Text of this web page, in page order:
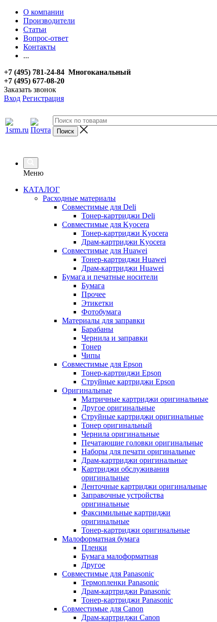
О компании
Производители
Статьи
Вопрос-ответ
Контакты
...
+7 (495) 781-24-84 Многоканальный
+7 (495) 677-08-20
Заказать звонок
Вход Регистрация
Меню
КАТАЛОГ
Расходные материалы
Совместимые для Deli
Тонер-картриджи Deli
Совместимые для Kyocera
Тонер-картриджи Kyocera
Драм-картриджи Kyocera
Совместимые для Huawei
Тонер-картриджи Huawei
Драм-картриджи Huawei
Бумага и печатные носители
Бумага
Прочее
Этикетки
Фотобумага
Материалы для заправки
Барабаны
Чернила и заправки
Тонер
Чипы
Совместимые для Epson
Тонер-картриджи Epson
Струйные картриджи Epson
Оригинальные
Матричные картриджи оригинальные
Другое оригинальные
Струйные картриджи оригинальные
Тонер оригинальный
Чернила оригинальные
Печатающие головки оригинальные
Наборы для печати оригинальные
Драм-картриджи оригинальные
Картриджи обслуживания
оригинальные
Ленточные картриджи оригинальные
Заправочные устройства
оригинальные
Факсимильные картриджи
оригинальные
Тонер-картриджи оригинальные
Малоформатная бумага
Пленки
Бумага малоформатная
Другое
Совместимые для Panasonic
Термопленки Panasonic
Драм-картриджи Panasonic
Тонер-картриджи Panasonic
Совместимые для Canon
Драм-картриджи Canon